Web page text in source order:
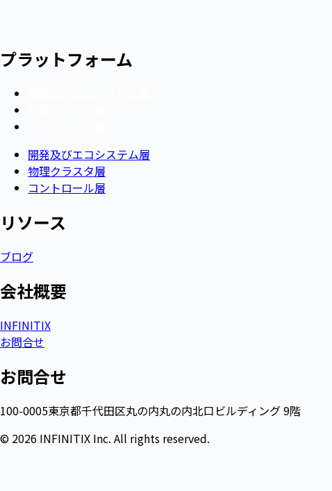
プラットフォーム
開発及びエコシステム層
物理クラスタ層
コントロール層
リソース​
ブログ
会社概要​
INFINITIX
お問合せ
お問合せ
100-0005東京都千代田区丸の内丸の内北口ビルディング 9階
© 2026 INFINITIX Inc. All rights reserved.